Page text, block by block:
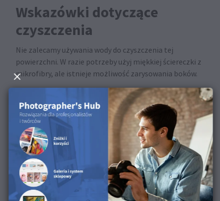
Wskazówki dotyczące
czyszczenia
Nie zalecamy używania wody do czyszczenia tej
powierzchni. W razie potrzeby użyj miękkiej ściereczki z
mikrofibry, ale istnieje możliwość zarysowania boków.
Dostępne w następujących
produktach
Ta powierzchnia jest dostępna dla Fotoksiążek.
Odkryj powierzchnię w
naszym filmie o produkcie